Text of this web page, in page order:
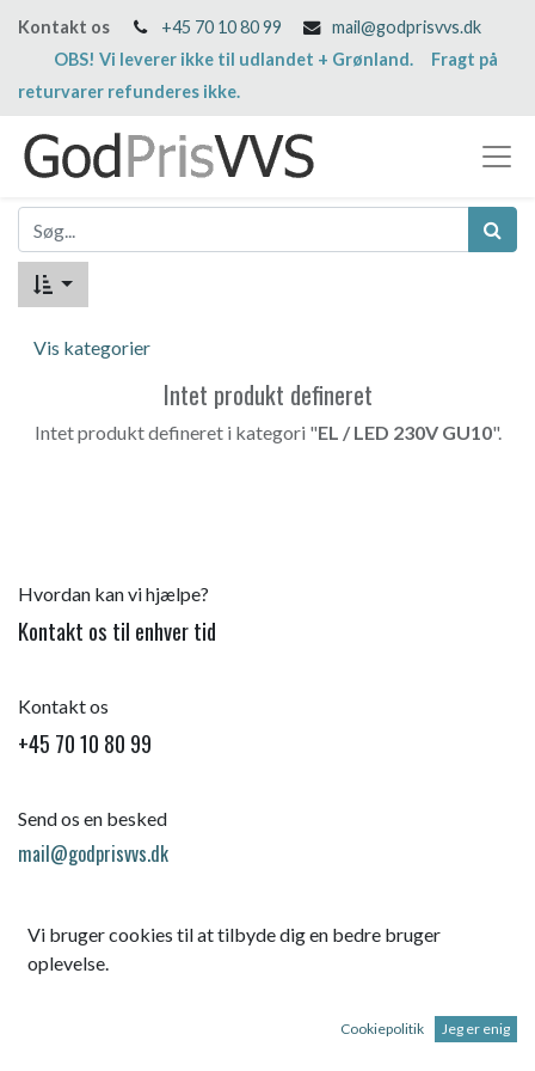
Kontakt os +45 70 10 80 99
mail@godprisvvs.dk
OBS! Vi leverer ikke til udlandet + Grønland. Fragt på
returvarer refunderes ikke.
Vis kategorier
Intet produkt defineret
Intet produkt defineret i kategori "EL / LED 230V GU10".
Hvordan kan vi hjælpe?
Kontakt os til enhver tid
Kontakt os
+45 70 10 80 99
Send os en besked
mail@godprisvvs.dk
Startside
Vi bruger cookies til at tilbyde dig en bedre bruger
oplevelse.
Cookiepolitik Jeg er enig